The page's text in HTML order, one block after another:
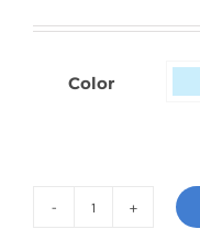
Color